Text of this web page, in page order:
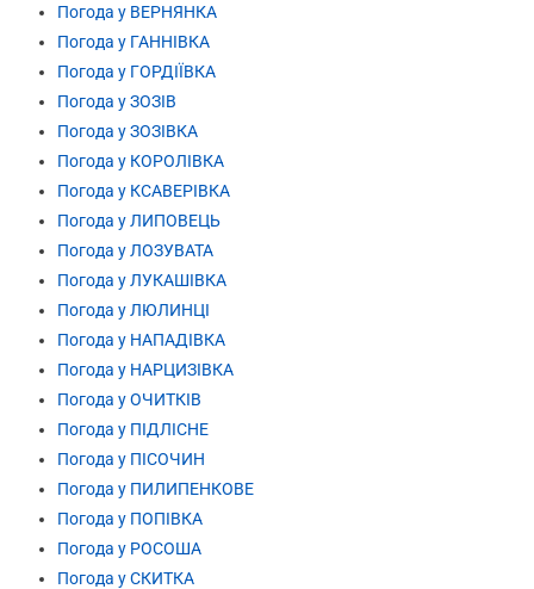
Погода у ВЕРНЯНКА
Погода у ГАННІВКА
Погода у ГОРДІЇВКА
Погода у ЗОЗІВ
Погода у ЗОЗІВКА
Погода у КОРОЛІВКА
Погода у КСАВЕРІВКА
Погода у ЛИПОВЕЦЬ
Погода у ЛОЗУВАТА
Погода у ЛУКАШІВКА
Погода у ЛЮЛИНЦІ
Погода у НАПАДІВКА
Погода у НАРЦИЗІВКА
Погода у ОЧИТКІВ
Погода у ПІДЛІСНЕ
Погода у ПІСОЧИН
Погода у ПИЛИПЕНКОВЕ
Погода у ПОПІВКА
Погода у РОСОША
Погода у СКИТКА